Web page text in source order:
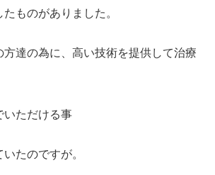
ものがありました。
方達の為に、高い技術を提供して治療
いただける事
たのですが。